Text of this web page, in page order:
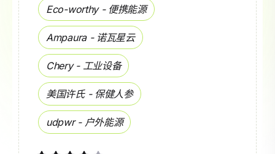
Eco-worthy - 便携能源
Ampaura - 诺瓦星云
Chery - 工业设备
美国许氏 - 保健人参
udpwr - 户外能源